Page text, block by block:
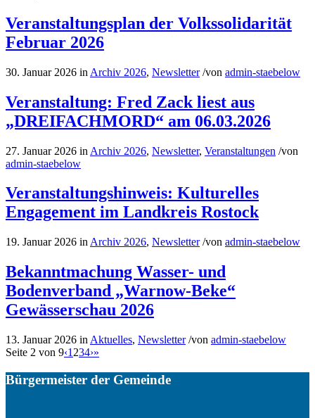
Veranstaltungsplan der Volkssolidarität
Februar 2026
30. Januar 2026 in Archiv 2026, Newsletter /von admin-staebelow
Veranstaltung: Fred Zack liest aus
„DREIFACHMORD“ am 06.03.2026
27. Januar 2026 in Archiv 2026, Newsletter, Veranstaltungen /von
admin-staebelow
Veranstaltungshinweis: Kulturelles
Engagement im Landkreis Rostock
19. Januar 2026 in Archiv 2026, Newsletter /von admin-staebelow
Bekanntmachung Wasser- und
Bodenverband „Warnow-Beke“
Gewässerschau 2026
13. Januar 2026 in Aktuelles, Newsletter /von admin-staebelow
Seite 2 von 9‹1 234›»
Bürgermeister der Gemeinde